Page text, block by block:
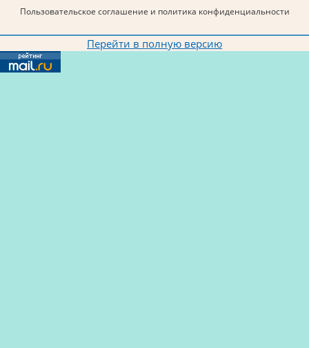
Пользовательское соглашение и политика конфиденциальности
Перейти в полную версию